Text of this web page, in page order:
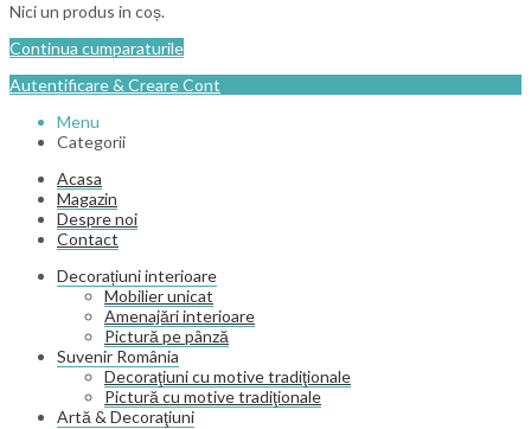
Nici un produs in coș.
Continua cumparaturile
Autentificare & Creare Cont
Menu
Categorii
Acasa
Magazin
Despre noi
Contact
Decorațiuni interioare
Mobilier unicat
Amenajări interioare
Pictură pe pânză
Suvenir România
Decoraţiuni cu motive tradiţionale
Pictură cu motive tradiţionale
Artă & Decoraţiuni